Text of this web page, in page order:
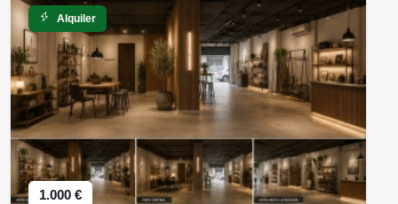
Alquiler
1.000 €